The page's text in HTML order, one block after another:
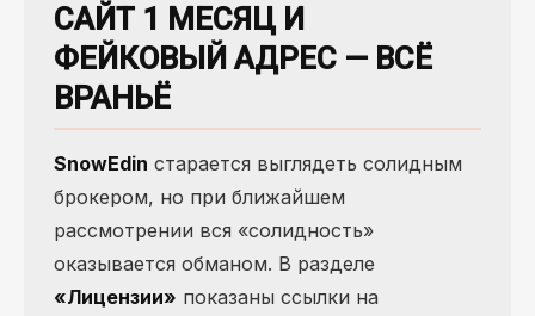
САЙТ 1 МЕСЯЦ И
ФЕЙКОВЫЙ АДРЕС — ВСЁ
ВРАНЬЁ
SnowEdin старается выглядеть солидным
брокером, но при ближайшем
рассмотрении вся «солидность»
оказывается обманом. В разделе
«Лицензии» показаны ссылки на